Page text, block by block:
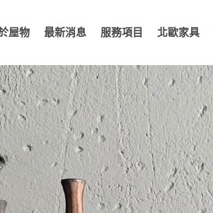
屋物 最新消息 服務項目 北歐家具